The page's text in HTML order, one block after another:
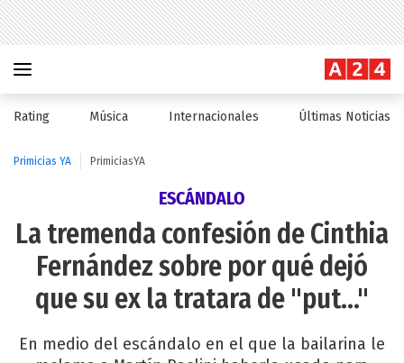
Rating Música Internacionales Últimas Noticias
Primicias YA PrimiciasYA
ESCÁNDALO
La tremenda confesión de Cinthia
Fernández sobre por qué dejó
que su ex la tratara de "put..."
En medio del escándalo en el que la bailarina le